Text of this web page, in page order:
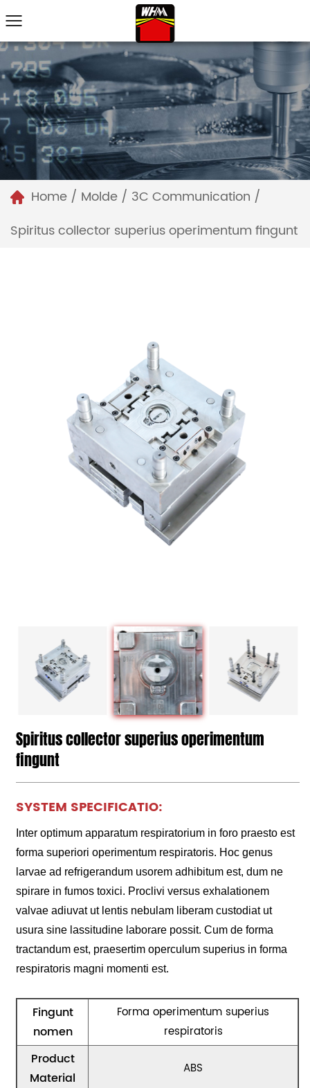
Home / Molde / 3C Communication /
Spiritus collector superius operimentum fingunt
Spiritus collector superius operimentum
fingunt
SYSTEM SPECIFICATIO:
Inter optimum apparatum respiratorium in foro praesto est
forma superiori operimentum respiratoris. Hoc genus
larvae ad refrigerandum usorem adhibitum est, dum ne
spirare in fumos toxici. Proclivi versus exhalationem
valvae adiuvat ut lentis nebulam liberam custodiat ut
usura sine lassitudine laborare possit. Cum de forma
tractandum est, praesertim operculum superius in forma
respiratoris magni momenti est.
Fingunt
nomen
Forma operimentum superius
respiratoris
Product
Material
ABS